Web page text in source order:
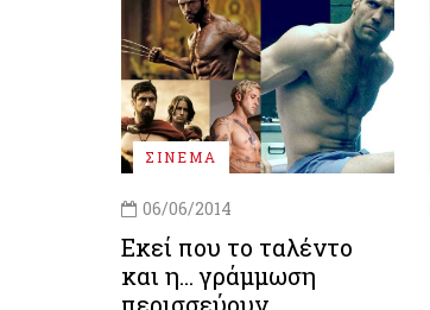
ΣΙΝΕΜΑ
06/06/2014
Εκεί που το ταλέντο
και η... γράμμωση